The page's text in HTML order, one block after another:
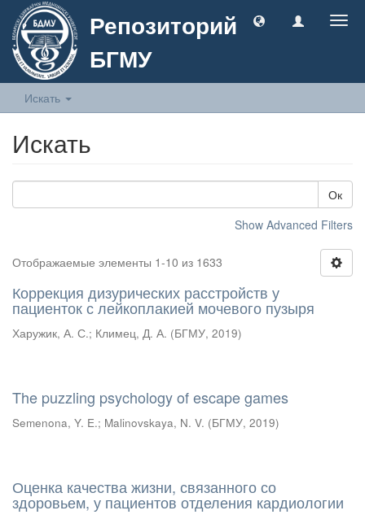
Репозиторий
БГМУ
Искать
Искать
Ок
Show Advanced Filters
Отображаемые элементы 1-10 из 1633
Коррекция дизурических расстройств у
пациенток с лейкоплакией мочевого пузыря
Харужик, А. С.; Климец, Д. А. (БГМУ, 2019)
The puzzling psychology of escape games
Semenona, Y. E.; Malinovskaya, N. V. (БГМУ, 2019)
Оценка качества жизни, связанного со
здоровьем, у пациентов отделения кардиологии